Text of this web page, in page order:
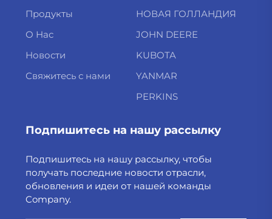
Продукты
О Нас
Новости
Свяжитесь с нами
НОВАЯ ГОЛЛАНДИЯ
JOHN DEERE
KUBOTA
YANMAR
PERKINS
Подпишитесь на нашу рассылку
Подпишитесь на нашу рассылку, чтобы
получать последние новости отрасли,
обновления и идеи от нашей команды
Company.